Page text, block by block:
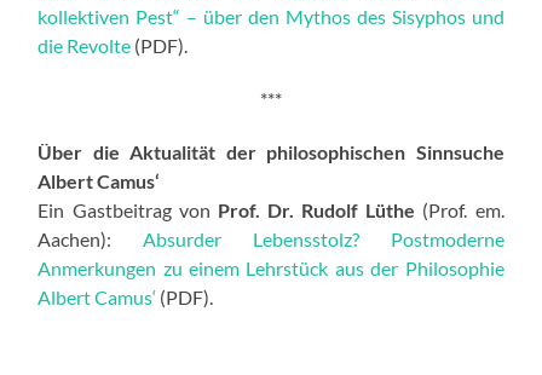
kollektiven Pest“ – über den Mythos des Sisyphos und
die Revolte (PDF).
***
Über die Aktualität der philosophischen Sinnsuche
Albert Camus‘
Ein Gastbeitrag von Prof. Dr. Rudolf Lüthe (Prof. em.
Aachen): Absurder Lebensstolz? Postmoderne
Anmerkungen zu einem Lehrstück aus der Philosophie
Albert Camus‘ (PDF).